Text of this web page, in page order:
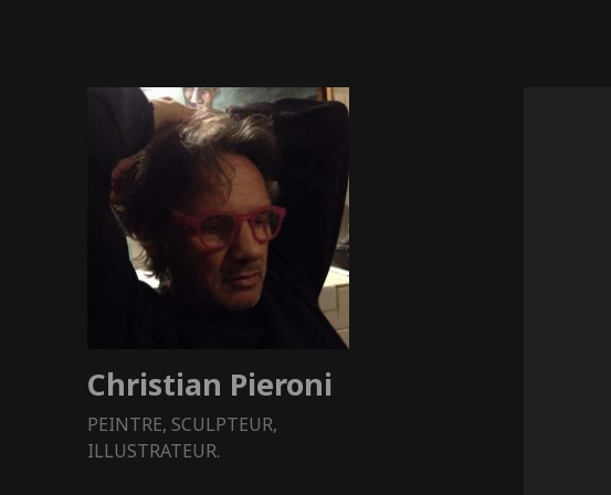
Christian Pieroni
PEINTRE, SCULPTEUR,
ILLUSTRATEUR.